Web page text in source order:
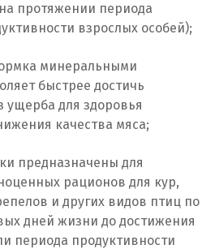
протяжении периода
взрослых особей);
минеральными
быстрее достичь
ущерба для здоровья
качества мяса;
предназначены для
рационов для кур,
и других видов птиц по
дней жизни до достижения
периода продуктивности